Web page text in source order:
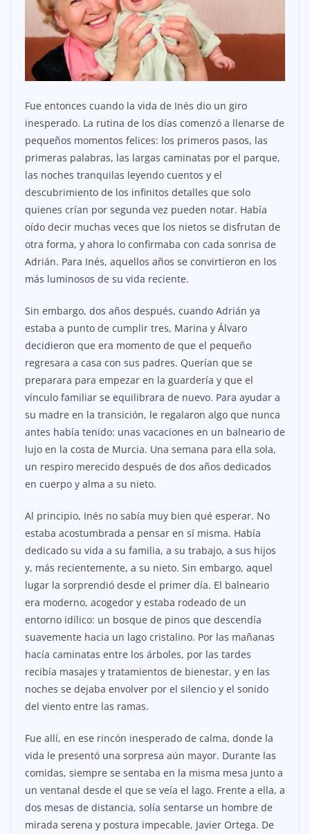
Fue entonces cuando la vida de Inés dio un giro
inesperado. La rutina de los días comenzó a llenarse de
pequeños momentos felices: los primeros pasos, las
primeras palabras, las largas caminatas por el parque,
las noches tranquilas leyendo cuentos y el
descubrimiento de los infinitos detalles que solo
quienes crían por segunda vez pueden notar. Había
oído decir muchas veces que los nietos se disfrutan de
otra forma, y ahora lo confirmaba con cada sonrisa de
Adrián. Para Inés, aquellos años se convirtieron en los
más luminosos de su vida reciente.
Sin embargo, dos años después, cuando Adrián ya
estaba a punto de cumplir tres, Marina y Álvaro
decidieron que era momento de que el pequeño
regresara a casa con sus padres. Querían que se
preparara para empezar en la guardería y que el
vínculo familiar se equilibrara de nuevo. Para ayudar a
su madre en la transición, le regalaron algo que nunca
antes había tenido: unas vacaciones en un balneario de
lujo en la costa de Murcia. Una semana para ella sola,
un respiro merecido después de dos años dedicados
en cuerpo y alma a su nieto.
Al principio, Inés no sabía muy bien qué esperar. No
estaba acostumbrada a pensar en sí misma. Había
dedicado su vida a su familia, a su trabajo, a sus hijos
y, más recientemente, a su nieto. Sin embargo, aquel
lugar la sorprendió desde el primer día. El balneario
era moderno, acogedor y estaba rodeado de un
entorno idílico: un bosque de pinos que descendía
suavemente hacia un lago cristalino. Por las mañanas
hacía caminatas entre los árboles, por las tardes
recibía masajes y tratamientos de bienestar, y en las
noches se dejaba envolver por el silencio y el sonido
del viento entre las ramas.
Fue allí, en ese rincón inesperado de calma, donde la
vida le presentó una sorpresa aún mayor. Durante las
comidas, siempre se sentaba en la misma mesa junto a
un ventanal desde el que se veía el lago. Frente a ella, a
dos mesas de distancia, solía sentarse un hombre de
mirada serena y postura impecable, Javier Ortega. De